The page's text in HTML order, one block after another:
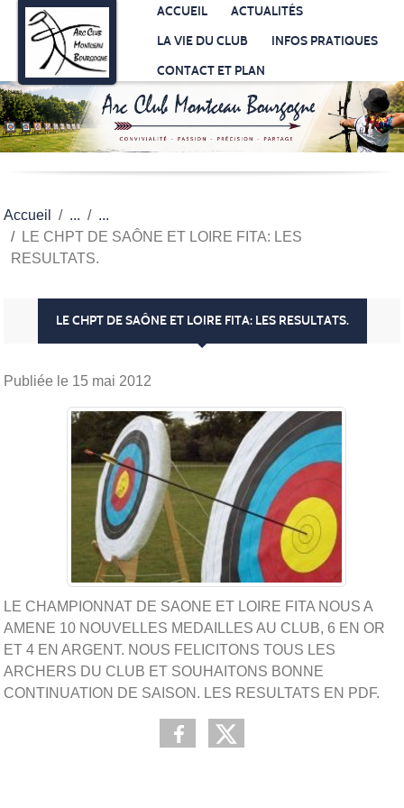
ACCUEIL
ACTUALITÉS
LA VIE DU CLUB
INFOS PRATIQUES
CONTACT ET PLAN
Accueil
LE CHPT DE SAÔNE ET LOIRE FITA: LES
RESULTATS.
LE CHPT DE SAÔNE ET LOIRE FITA: LES RESULTATS.
Publiée le 15 mai 2012
LE CHAMPIONNAT DE SAONE ET LOIRE FITA NOUS A
AMENE 10 NOUVELLES MEDAILLES AU CLUB, 6 EN OR
ET 4 EN ARGENT. NOUS FELICITONS TOUS LES
ARCHERS DU CLUB ET SOUHAITONS BONNE
CONTINUATION DE SAISON. LES RESULTATS EN PDF.
Panneau de gestion des cookies